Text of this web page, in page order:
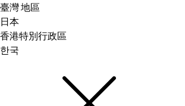
臺灣 地區
日本
香港特別行政區
한국